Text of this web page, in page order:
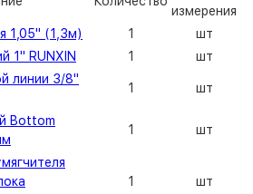
измерения
1,05" (1,3м)
1
шт
1" RUNXIN
1
шт
линии 3/8"
1 шт
Bottom
1 шт
1 шт